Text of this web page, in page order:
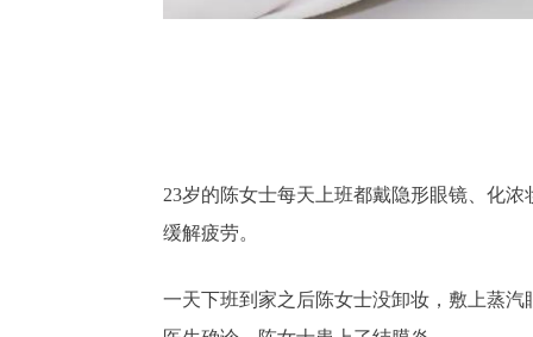
23岁的陈女士每天上班都戴隐形眼镜、化
缓解疲劳。
一天下班到家之后陈女士没卸妆，敷上蒸